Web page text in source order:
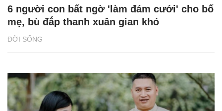
ĐỜI SỐNG
6 người con bất ngờ 'làm đám cưới' cho bố
mẹ, bù đắp thanh xuân gian khó